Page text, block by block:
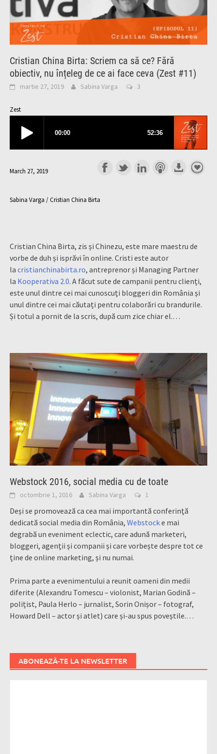
Cristian China Birta: Scriem ca să ce? Fără
obiectiv, nu înțeleg de ce ai face ceva (Zest #11)
martie 27, 2019 Sabina Varga 3
Zest
March 27, 2019
Sabina Varga / Cristian China Birta
Cristian China Birta, zis și Chinezu, este mare maestru de
vorbe de duh și isprăvi în online. Cristi este autor
la cristianchinabirta.ro, antreprenor și Managing Partner
la Kooperativa 2.0. A făcut sute de campanii pentru clienți,
este unul dintre cei mai cunoscuți bloggeri din România și
unul dintre cei mai căutați pentru colaborări cu brandurile.
Și totul a pornit de la scris, după cum zice chiar el.…
Webstock 2016, social media cu de toate
octombrie 1, 2016 Sabina Varga 1
Deși se promovează ca cea mai importantă conferință
dedicată social media din România, Webstocke mai
degrabă un eveniment eclectic, care adună marketeri,
bloggeri, agenții și companii și care vorbește despre tot ce
ține de online marketing, și nu numai.
Prima parte a evenimentului a reunit oameni din medii
diferite (Alexandru Tomescu – violonist, Marian Godină –
polițist, Paula Herlo – jurnalist, Sorin Onișor – fotograf,
Howard Dell – actor și atlet) care și-au spus poveștile.…
ABONEAZĂ-TE LA NEWSLETTER